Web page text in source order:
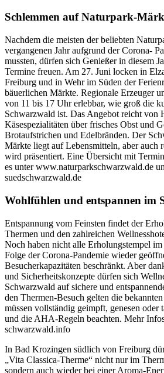
Schlemmen auf Naturpark-
Nachdem die meisten der beliebten
vergangenen Jahr aufgrund der Corona-
mussten, dürfen sich Genießer in diesem
Termine freuen. Am 27. Juni locken in
Freiburg und in Wehr im Süden der
bäuerlichen Märkte. Regionale Erzeuger
von 11 bis 17 Uhr erlebbar, wie groß die
Schwarzwald ist. Das Angebot reicht von
Käsespezialitäten über frisches Obst und
Brotaufstrichen und Edelbränden. Der
Märkte liegt auf Lebensmitteln, aber auch
wird präsentiert. Eine Übersicht mit
es unter www.naturparkschwarzwald.de
suedschwarzwald.de
Wohlfühlen und entspannen im
Entspannung vom Feinsten findet der
Thermen und den zahlreichen
Noch haben nicht alle Erholungstempel
Folge der Corona-Pandemie wieder
Besucherkapazitäten beschränkt. Aber
und Sicherheitskonzepte dürfen sich
Schwarzwald auf sichere und
den Thermen-Besuch gelten die
müssen vollständig geimpft, genesen oder
und die AHA-Regeln beachten. Mehr
schwarzwald.info
In Bad Krozingen südlich von Freiburg
„Vita Classica-Therme“ nicht nur im
sondern auch wieder bei einer Aroma-